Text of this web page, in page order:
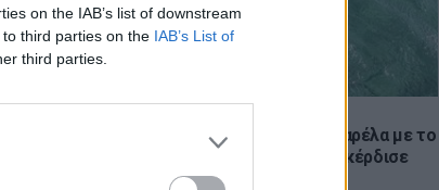
on the IAB’s list of downstream
third parties on the IAB’s List of
third parties.
Κατερίνα Παπουτσάκη: Η πασαρέλα με το
«Καλοκαιρινά ραντεβού» που κέρδισε
όλα τα σχόλια